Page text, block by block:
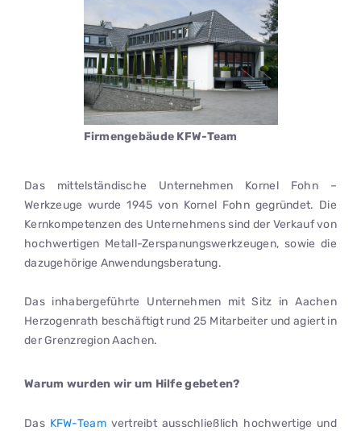
Firmengebäude KFW-Team
Das mittelständische Unternehmen Kornel Fohn –
Werkzeuge wurde 1945 von Kornel Fohn gegründet. Die
Kernkompetenzen des Unternehmens sind der Verkauf von
hochwertigen Metall-Zerspanungswerkzeugen, sowie die
dazugehörige Anwendungsberatung.
Das inhabergeführte Unternehmen mit Sitz in Aachen
Herzogenrath beschäftigt rund 25 Mitarbeiter und agiert in
der Grenzregion Aachen.
Warum wurden wir um Hilfe gebeten?
Das KFW-Teamvertreibt ausschließlich hochwertige und